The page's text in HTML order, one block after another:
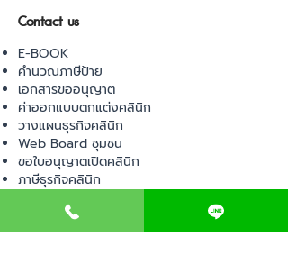
Contact us
E-BOOK
คำนวณภาษีป้าย
เอกสารขออนุญาต
ค่าออกแบบตกแต่งคลินิก
วางแผนธุรกิจคลินิก
Web Board ชุมชน
ขอใบอนุญาตเปิดคลินิก
ภาษีธุรกิจคลินิก
ติดต่อ สำนักงานสาธารณสุข
การนำเข้าเครื่องมือแพทย์